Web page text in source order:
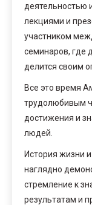
деятельностью
лекциями и
участником
семинаров, где
делится своим
Все это время
трудолюбивым
достижения и
людей.
История жизни
наглядно
стремление к
результатам и